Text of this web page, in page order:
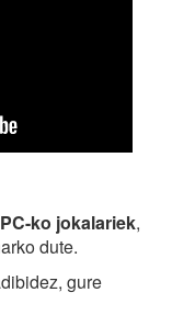
ko jokalariek,
dute.
gure